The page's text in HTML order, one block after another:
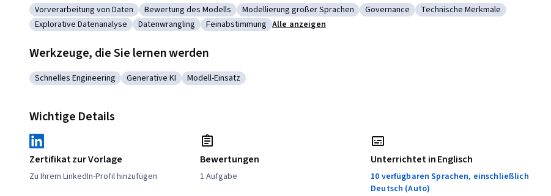
Kategorie: Vorverarbeitung von Daten
Vorverarbeitung von Daten Kategorie: Bewertung des Modells
Bewertung des Modells Kategorie: Modellierung großer Sprachen
Modellierung großer Sprachen Kategorie: Governance
Governance Kategorie: Technische Merkmale
Technische Merkmale
Kategorie: Explorative Datenanalyse
Explorative Datenanalyse Kategorie: Datenwrangling
Datenwrangling Kategorie: Feinabstimmung
Feinabstimmung Alle anzeigen
Werkzeuge, die Sie lernen werden
Kategorie: Schnelles Engineering
Schnelles Engineering Kategorie: Generative KI
Generative KI Kategorie: Modell-Einsatz
Modell-Einsatz
Wichtige Details
Zertifikat zur Vorlage
Zu Ihrem LinkedIn-Profil hinzufügen
Bewertungen
1 Aufgabe
Unterrichtet in Englisch
10 verfügbaren Sprachen, einschließlich
Deutsch (Auto)